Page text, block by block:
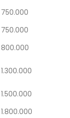
750.000
750.000
800.000
1.300.000
1.500.000
1.800.000